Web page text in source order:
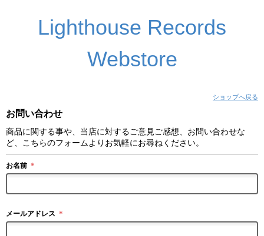
Lighthouse Records
Webstore
ショップへ戻る
お問い合わせ
商品に関する事や、当店に対するご意見ご感想、お問い合わせな
ど、こちらのフォームよりお気軽にお尋ねください。
お名前 ＊
メールアドレス ＊